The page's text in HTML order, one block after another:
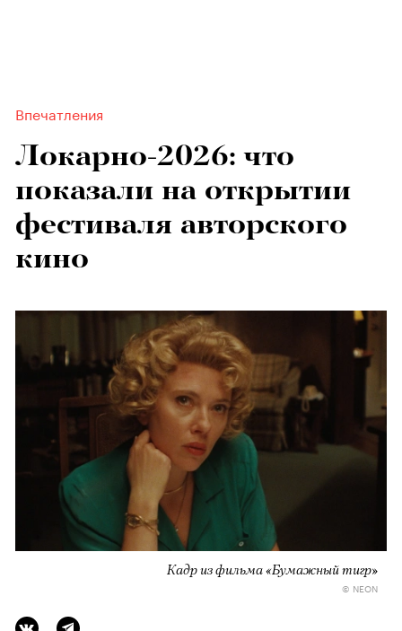
Впечатления
Локарно-2026: что
показали на открытии
фестиваля авторского
кино
Кадр из фильма «Бумажный тигр»
© NEON